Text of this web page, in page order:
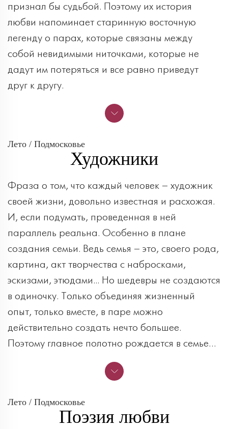
признал бы судьбой. Поэтому их история
любви напоминает старинную восточную
легенду о парах, которые связаны между
собой невидимыми ниточками, которые не
дадут им потеряться и все равно приведут
друг к другу.
Лето / Подмосковье
Художники
Фраза о том, что каждый человек – художник
своей жизни, довольно известная и расхожая.
И, если подумать, проведенная в ней
параллель реальна. Особенно в плане
создания семьи. Ведь семья – это, своего рода,
картина, акт творчества с набросками,
эскизами, этюдами... Но шедевры не создаются
в одиночку. Только объединяя жизненный
опыт, только вместе, в паре можно
действительно создать нечто большее.
Поэтому главное полотно рождается в семье…
Лето / Подмосковье
Поэзия любви